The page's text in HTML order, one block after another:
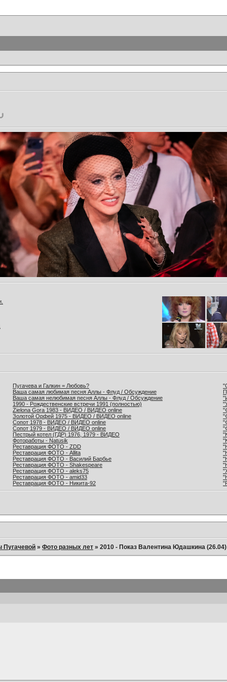
Пугачева и Галкин = Любовь?
Ваша самая любимая песня Аллы - Флуд / Обсуждение
Ваша самая нелюбимая песня Аллы - Флуд / Обсуждение
1990 - Рождественские встречи 1991 (полностью)
Zielona Gora 1983 - ВИДЕО / ВИДЕО online
Золотой Орфей 1975 - ВИДЕО / ВИДЕО online
Сопот 1978 - ВИДЕО / ВИДЕО online
Сопот 1979 - ВИДЕО / ВИДЕО online
Пестрый котел (ГДР) 1976, 1979 - ВИДЕО
Фотоработы - Natusik
Реставрация ФОТО - ZDD
Реставрация ФОТО - Allita
Реставрация ФОТО - Василий Барбье
Реставрация ФОТО - Shakespeare
Реставрация ФОТО - aleks75
Реставрация ФОТО - amid33
Реставрация ФОТО - Никита-92
Пугачевой »Фото разных лет »2010 - Показ Валентина Юдашкина